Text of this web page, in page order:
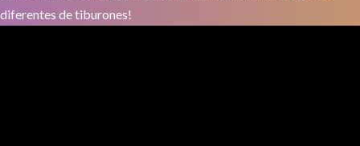
diferentes de tiburones!